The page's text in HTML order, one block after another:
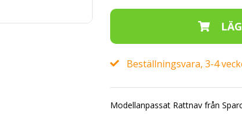
Beställningsvara, 3-4
Modellanpassat Rattnav från